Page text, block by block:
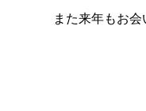
また来年もお会